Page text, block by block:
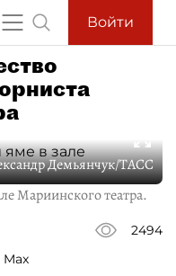
Войти
Демьянчук/ТАСС
Мариинского театра.
2494